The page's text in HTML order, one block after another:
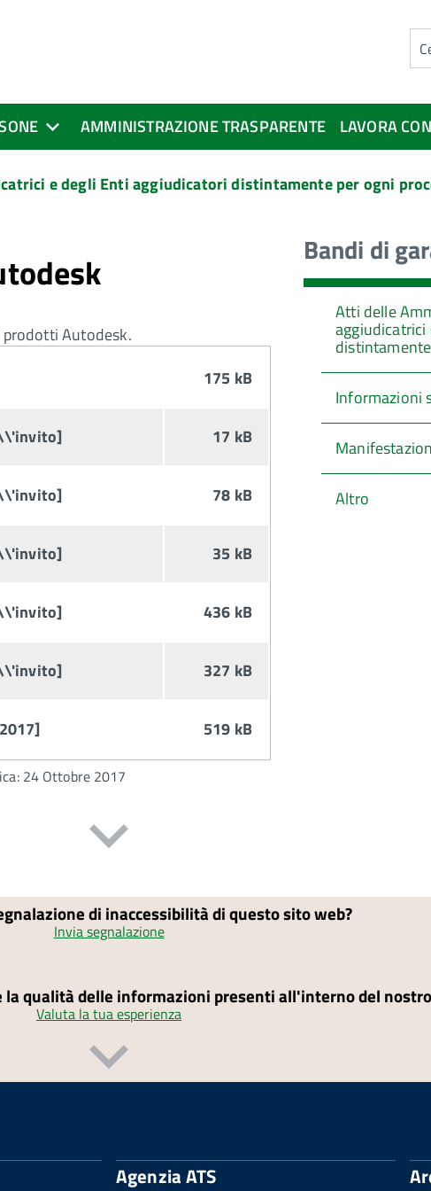
AMMINISTRAZIONE TRASPARENTE LAVORA
e degli Enti aggiudicatori distintamente per ogni
Autodesk.
175 kB
17 kB
78 kB
35 kB
436 kB
327 kB
519 kB
24 Ottobre 2017
Bandi di
Atti delle
Informazioni
Altro
di inaccessibilità di questo sito web?
Invia segnalazione
qualità delle informazioni presenti all'interno del
Valuta la tua esperienza
Agenzia ATS